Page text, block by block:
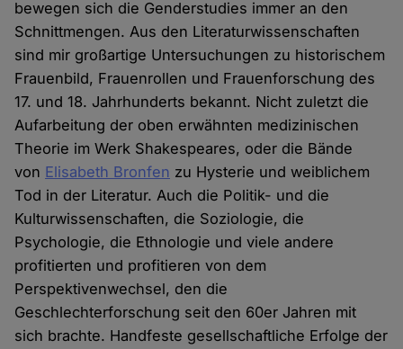
bewegen sich die Genderstudies immer an den
Schnittmengen. Aus den Literaturwissenschaften
sind mir großartige Untersuchungen zu historischem
Frauenbild, Frauenrollen und Frauenforschung des
17. und 18. Jahrhunderts bekannt. Nicht zuletzt die
Aufarbeitung der oben erwähnten medizinischen
Theorie im Werk Shakespeares, oder die Bände
von Elisabeth Bronfen zu Hysterie und weiblichem
Tod in der Literatur. Auch die Politik- und die
Kulturwissenschaften, die Soziologie, die
Psychologie, die Ethnologie und viele andere
profitierten und profitieren von dem
Perspektivenwechsel, den die
Geschlechterforschung seit den 60er Jahren mit
sich brachte. Handfeste gesellschaftliche Erfolge der